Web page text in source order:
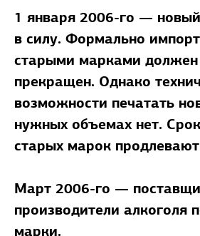
1 января 2006-го —
в силу. Формально
старыми марками
прекращен. Однако
возможности печатать
нужных объемах нет.
старых марок
Март 2006-го —
производители алкоголя
марки.